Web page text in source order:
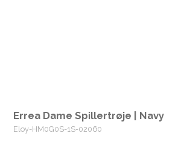
Errea Dame Spillertrøje | Navy
Eloy-HM0G0S-1S-02060